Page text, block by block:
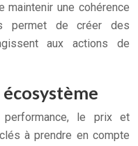
une cohérence
permet de créer des
aux actions de
le prix et
à prendre en compte